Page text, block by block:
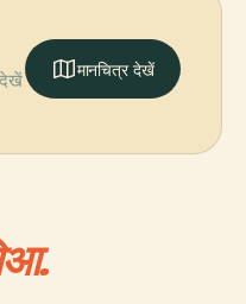
मानचित्र देखें